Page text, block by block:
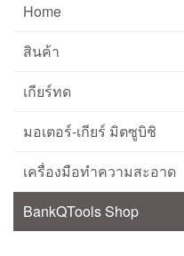
Home
สินค้า
เกียร์ทด
มอเตอร์-เกียร์ มิตซูบิชิ
เครื่องมือทำความสะอาด
BankQTools Shop